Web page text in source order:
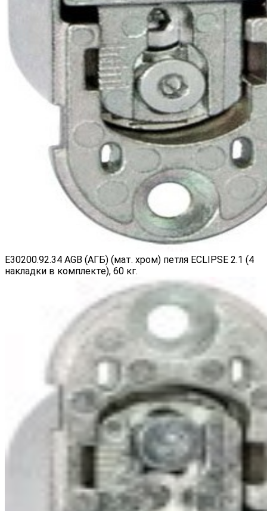
E30200.92.34 AGB (АГБ) (мат. хром) петля ECLIPSE 2.1 (4
накладки в комплекте), 60 кг.